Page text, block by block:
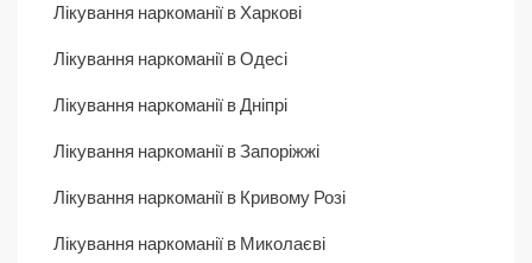
Лікування наркоманії в Харкові
Лікування наркоманії в Одесі
Лікування наркоманії в Дніпрі
Лікування наркоманії в Запоріжжі
Лікування наркоманії в Кривому Розі
Лікування наркоманії в Миколаєві